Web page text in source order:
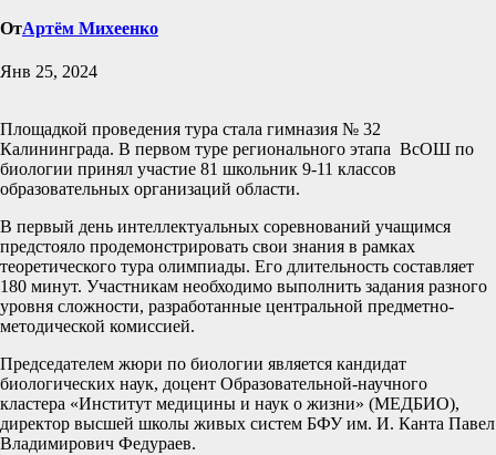
ОтАртём Михеенко
Янв 25, 2024
Площадкой проведения тура стала гимназия № 32
Калининграда. В первом туре регионального этапа ВсОШ по
биологии принял участие 81 школьник 9-11 классов
образовательных организаций области.
В первый день интеллектуальных соревнований учащимся
предстояло продемонстрировать свои знания в рамках
теоретического тура олимпиады. Его длительность составляет
180 минут. Участникам необходимо выполнить задания разного
уровня сложности, разработанные центральной предметно-
методической комиссией.
Председателем жюри по биологии является кандидат
биологических наук, доцент Образовательной-научного
кластера «Институт медицины и наук о жизни» (МЕДБИО),
директор высшей школы живых систем БФУ им. И. Канта Павел
Владимирович Федураев.